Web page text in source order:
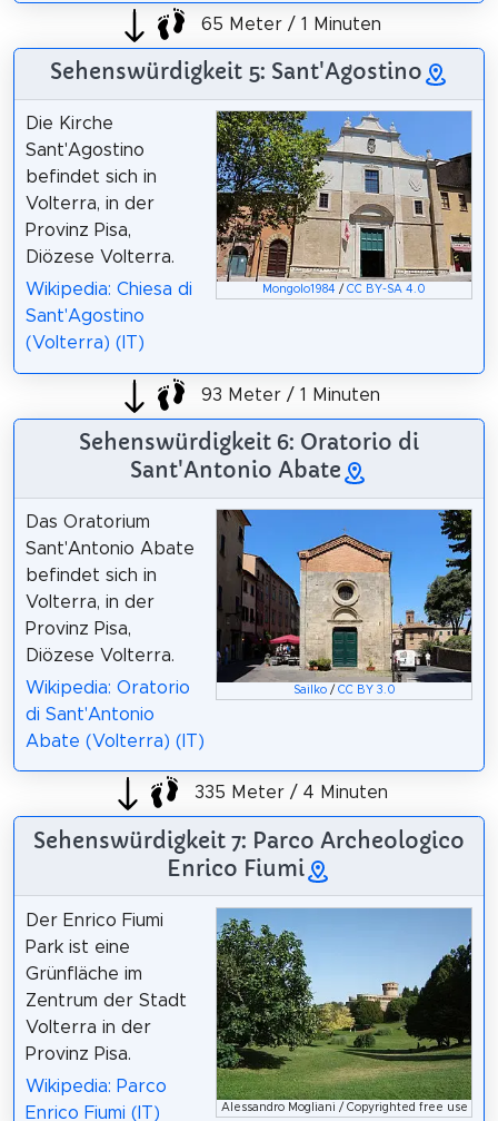
65 Meter / 1 Minuten
Sehenswürdigkeit 5: Sant'Agostino
Mongolo1984 /CC BY-SA 4.0
Die Kirche
Sant'Agostino
befindet sich in
Volterra, in der
Provinz Pisa,
Diözese Volterra.
Wikipedia: Chiesa di
Sant'Agostino
(Volterra) (IT)
93 Meter / 1 Minuten
Sehenswürdigkeit 6: Oratorio di
Sant'Antonio Abate
Sailko/ CC BY 3.0
Das Oratorium
Sant'Antonio Abate
befindet sich in
Volterra, in der
Provinz Pisa,
Diözese Volterra.
Wikipedia: Oratorio
di Sant'Antonio
Abate (Volterra) (IT)
335 Meter / 4 Minuten
Sehenswürdigkeit 7: Parco Archeologico
Enrico Fiumi
Alessandro Mogliani / Copyrighted free use
Der Enrico Fiumi
Park ist eine
Grünfläche im
Zentrum der Stadt
Volterra in der
Provinz Pisa.
Wikipedia: Parco
Enrico Fiumi (IT)